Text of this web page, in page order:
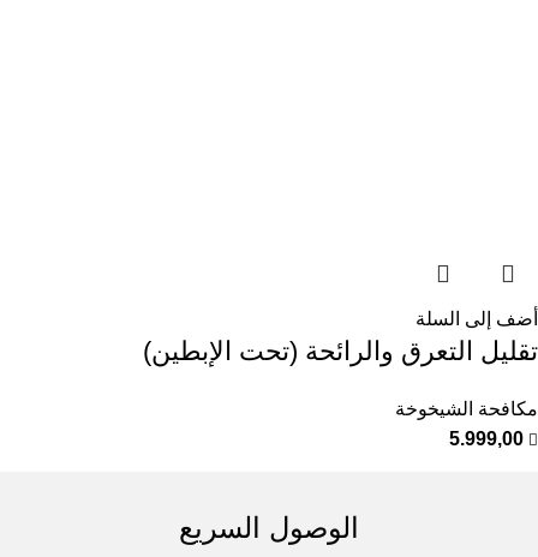
أضف إلى السلة
تقليل التعرق والرائحة (تحت الإبطين)
مكافحة الشيخوخة
5.999,00
الوصول السريع